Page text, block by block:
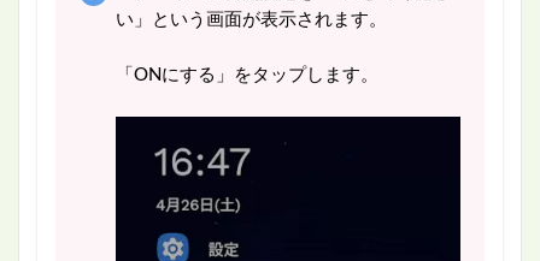
い」という画面が表示されます。
「ONにする」をタップします。